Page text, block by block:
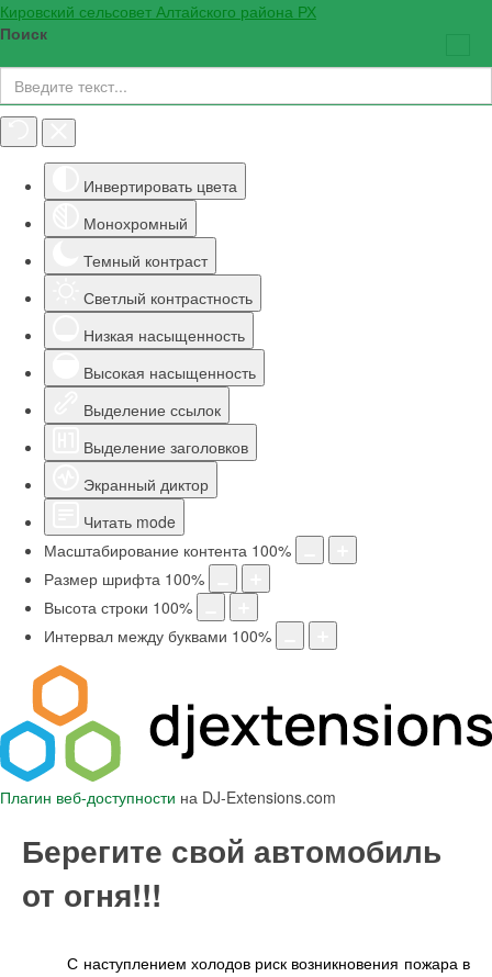
Инструменты доступности
Инвертировать цвета
Монохромный
Темный контраст
Светлый контрастность
Низкая насыщенность
Высокая насыщенность
Выделение ссылок
Выделение заголовков
Экранный диктор
Читать mode
Масштабирование контента 100%
Размер шрифта 100%
Высота строки 100%
Интервал между буквами 100%
Плагин веб-доступности на DJ-Extensions.com
Кировский сельсовет Алтайского района РХ
Поиск
Берегите свой автомобиль
от огня!!!
С наступлением холодов риск возникновения пожара в